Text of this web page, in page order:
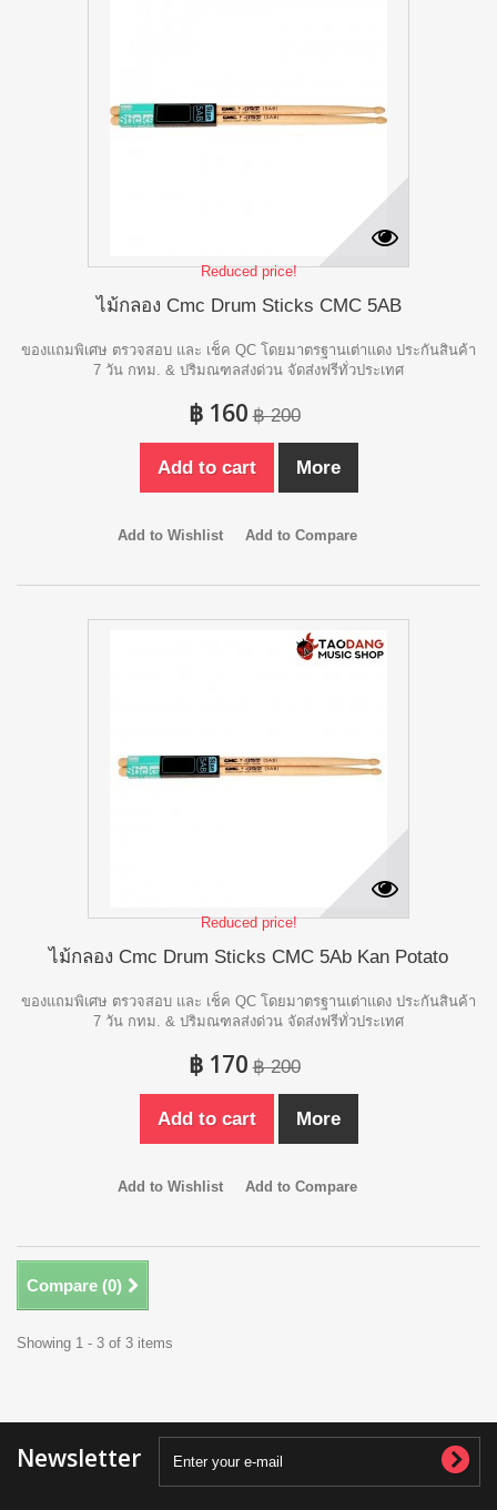
Reduced price!
ไม้กลอง Cmc Drum Sticks CMC 5AB
ของแถมพิเศษ ตรวจสอบ และ เช็ค QC โดยมาตรฐานเต่าแดง ประกันสินค้า
7 วัน กทม. & ปริมณฑลส่งด่วน จัดส่งฟรีทั่วประเทศ
฿ 160 ฿ 200
Add to cart More
Add to Wishlist Add to Compare
Reduced price!
ไม้กลอง Cmc Drum Sticks CMC 5Ab Kan Potato
ของแถมพิเศษ ตรวจสอบ และ เช็ค QC โดยมาตรฐานเต่าแดง ประกันสินค้า
7 วัน กทม. & ปริมณฑลส่งด่วน จัดส่งฟรีทั่วประเทศ
฿ 170 ฿ 200
Add to cart More
Add to Wishlist Add to Compare
Compare (0)
Showing 1 - 3 of 3 items
Newsletter